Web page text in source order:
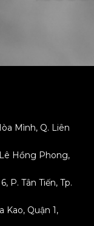
Mình, Q. Liên
Hồng Phong,
P. Tân Tiến, Tp.
Kao, Quận 1,